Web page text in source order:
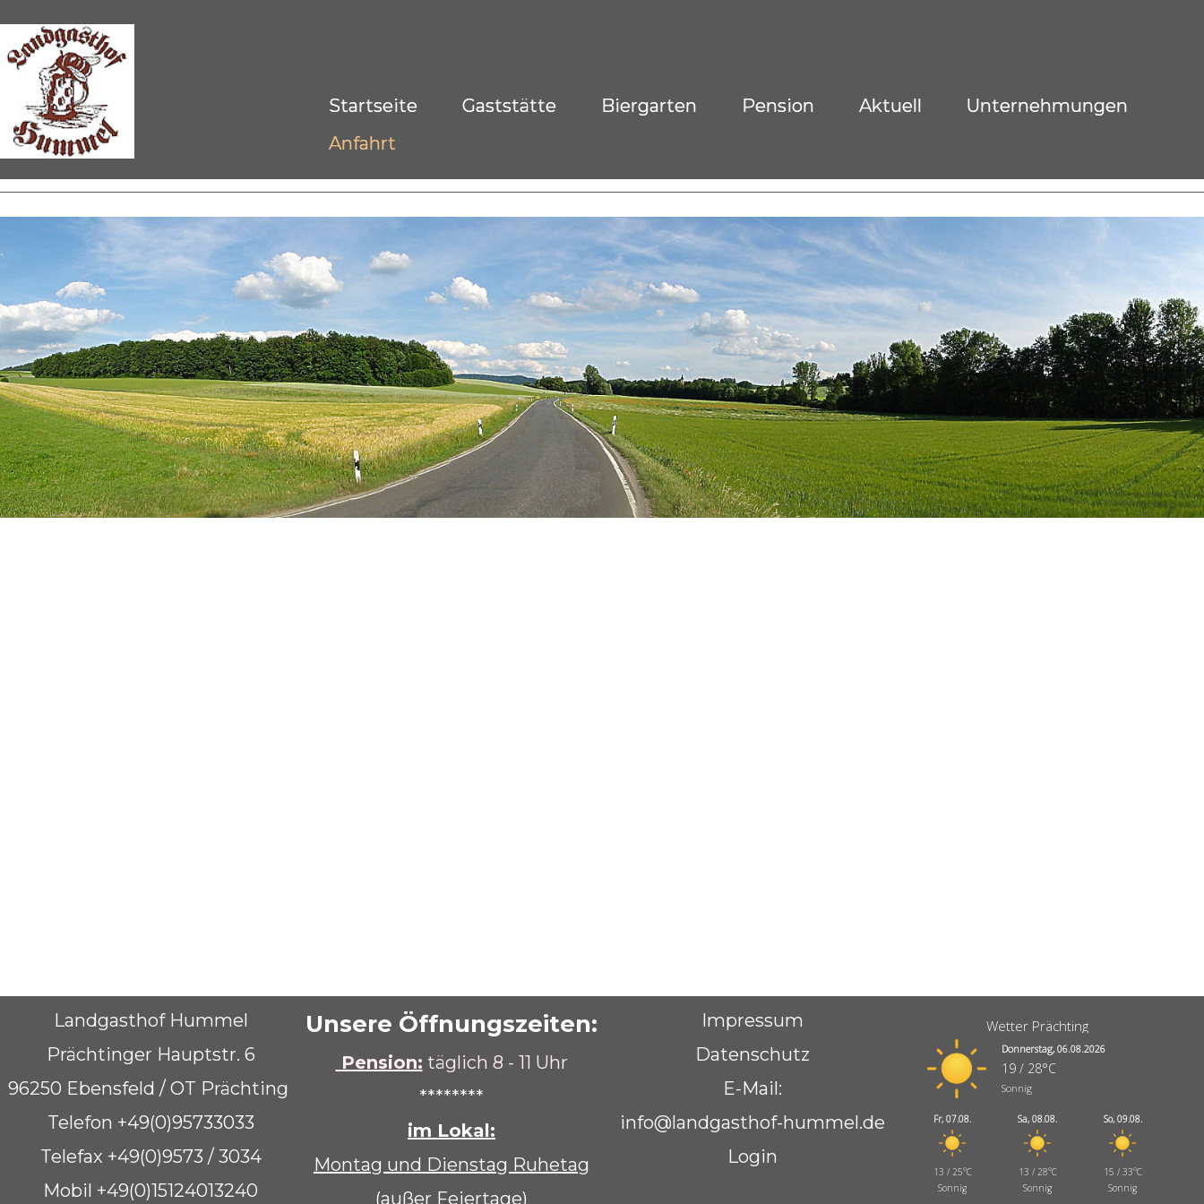
Startseite Gaststätte Biergarten Pension Aktuell
Unternehmungen
Anfahrt
Landgasthof Hummel
Prächtinger Hauptstr. 6
96250 Ebensfeld / OT Prächting
Telefon +49(0)95733033
Telefax +49(0)9573 / 3034
Mobil +49(0)15124013240
Unsere Öffnungszeiten:
Pension: täglich 8 - 11 Uhr
********
im Lokal:
Montag und Dienstag Ruhetag
(außer Feiertage)
Impressum
Datenschutz
E-Mail:
info@landgasthof-hummel.de
Login
Wetter Prächting
Donnerstag, 06.08.2026
19 / 28°C
Sonnig
Fr, 07.08.
13 / 25°C
Sonnig
Sa, 08.08.
13 / 28°C
Sonnig
So, 09.08.
15 / 33°C
Sonnig